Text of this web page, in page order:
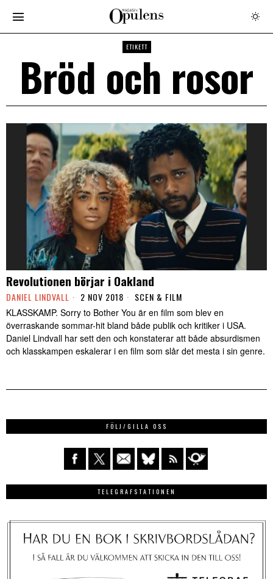
ETIKETT
Bröd och rosor
Revolutionen börjar i Oakland
DANIEL LINDVALL 2 NOV 2018 SCEN & FILM
KLASSKAMP. Sorry to Bother You är en film som blev en
överraskande sommar-hit bland både publik och kritiker i USA.
Daniel Lindvall har sett den och konstaterar att både absurdismen
och klasskampen eskalerar i en film som slår det mesta i sin genre.
FÖLJ/GILLA OSS
TELEGRAFSTATIONEN